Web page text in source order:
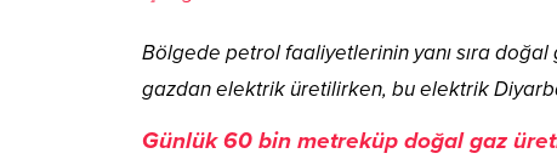
Bölgede petrol faaliyetlerinin yanı sıra
gazdan elektrik üretilirken, bu elektrik
Günlük 60 bin metreküp doğal gaz